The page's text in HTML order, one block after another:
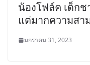
น้องโฟล์ค เด็ก
แต่มากความสา
มกราคม 31, 2023